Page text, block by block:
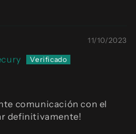
11/10/2023
comunicación con el
definitivamente!